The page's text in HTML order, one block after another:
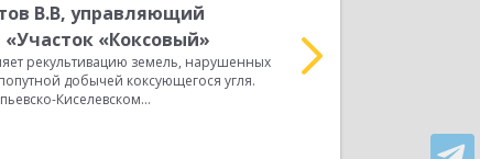
В.В, управляющий
«Коксовый»
рекультивацию земель, нарушенных
добычей коксующегося угля.
Киселевском...
ПРОЦЕССОВ